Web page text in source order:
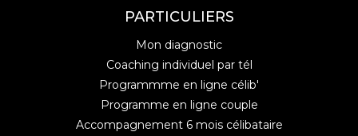
PARTICULIERS
Mon diagnostic
Coaching individuel par tél
Programmme en ligne célib'
Programme en ligne couple
Accompagnement 6 mois célibataire